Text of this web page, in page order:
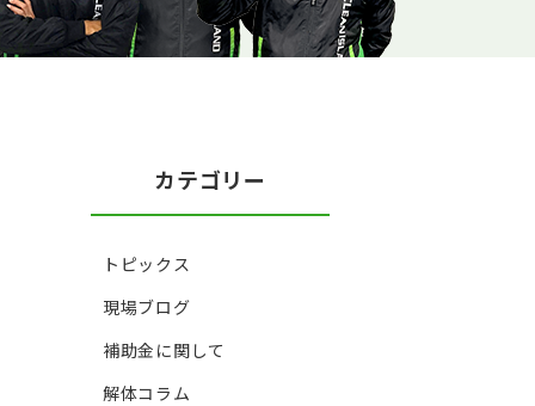
カテゴリー
トピックス
現場ブログ
補助金に関して
解体コラム